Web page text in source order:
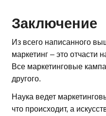
Заключение
Из всего написанного
маркетинг – это отчасти
Все маркетинговые
другого.
Наука ведет
что происходит, а